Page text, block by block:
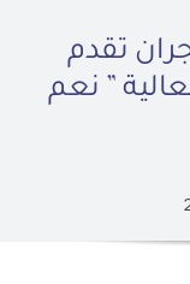
تقدم
” نعم